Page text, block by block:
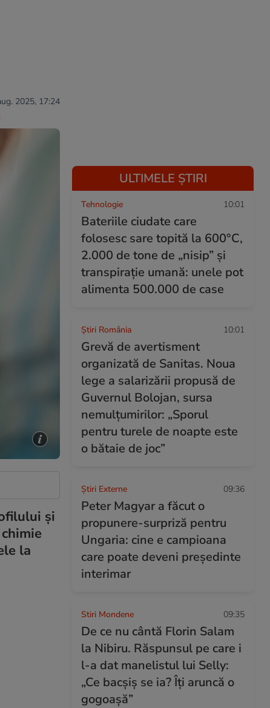
2025, 17:24
și
la
ULTIMELE ȘTIRI
Tehnologie 10:01
Bateriile ciudate care
folosesc sare topită la 600°C,
2.000 de tone de „nisip” și
transpirație umană: unele pot
alimenta 500.000 de case
Știri România 10:01
Grevă de avertisment
organizată de Sanitas. Noua
lege a salarizării propusă de
Guvernul Bolojan, sursa
nemulțumirilor: „Sporul
pentru turele de noapte este
o bătaie de joc”
Știri Externe 09:36
Peter Magyar a făcut o
propunere-surpriză pentru
Ungaria: cine e campioana
care poate deveni președinte
interimar
Stiri Mondene 09:35
De ce nu cântă Florin Salam
la Nibiru. Răspunsul pe care i
l-a dat manelistul lui Selly:
„Ce bacșiș se ia? Îți aruncă o
gogoașă”